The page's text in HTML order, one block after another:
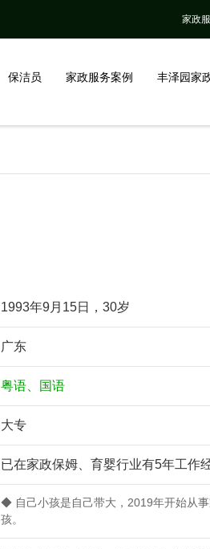
家政
保洁员 家政服务案例 丰泽园家
1993年9月15日，30岁
广东
粤语、国语
大专
已在家政保姆、育婴行业有5年工作
◆ 自己小孩是自己带大，2019年开始从
孩。